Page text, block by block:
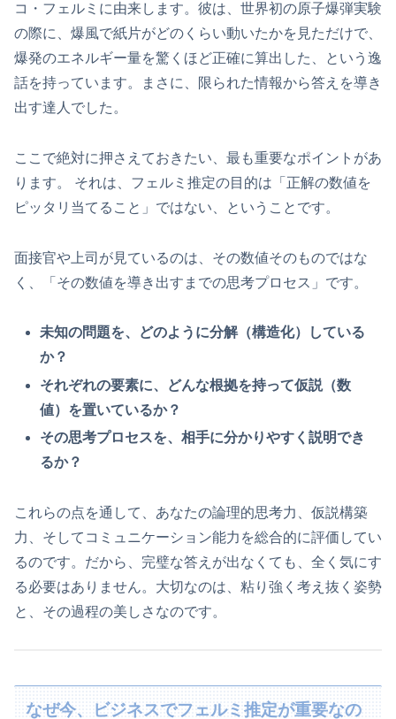
コ・フェルミに由来します。彼は、世界初の原子爆弾実験
の際に、爆風で紙片がどのくらい動いたかを見ただけで、
爆発のエネルギー量を驚くほど正確に算出した、という逸
話を持っています。まさに、限られた情報から答えを導き
出す達人でした。
ここで絶対に押さえておきたい、最も重要なポイントがあ
ります。 それは、フェルミ推定の目的は「正解の数値を
ピッタリ当てること」ではない、ということです。
面接官や上司が見ているのは、その数値そのものではな
く、「その数値を導き出すまでの思考プロセス」です。
未知の問題を、どのように分解（構造化）している
か？
それぞれの要素に、どんな根拠を持って仮説（数
値）を置いているか？
その思考プロセスを、相手に分かりやすく説明でき
るか？
これらの点を通して、あなたの論理的思考力、仮説構築
力、そしてコミュニケーション能力を総合的に評価してい
るのです。だから、完璧な答えが出なくても、全く気にす
る必要はありません。大切なのは、粘り強く考え抜く姿勢
と、その過程の美しさなのです。
なぜ今、ビジネスでフェルミ推定が重要なの